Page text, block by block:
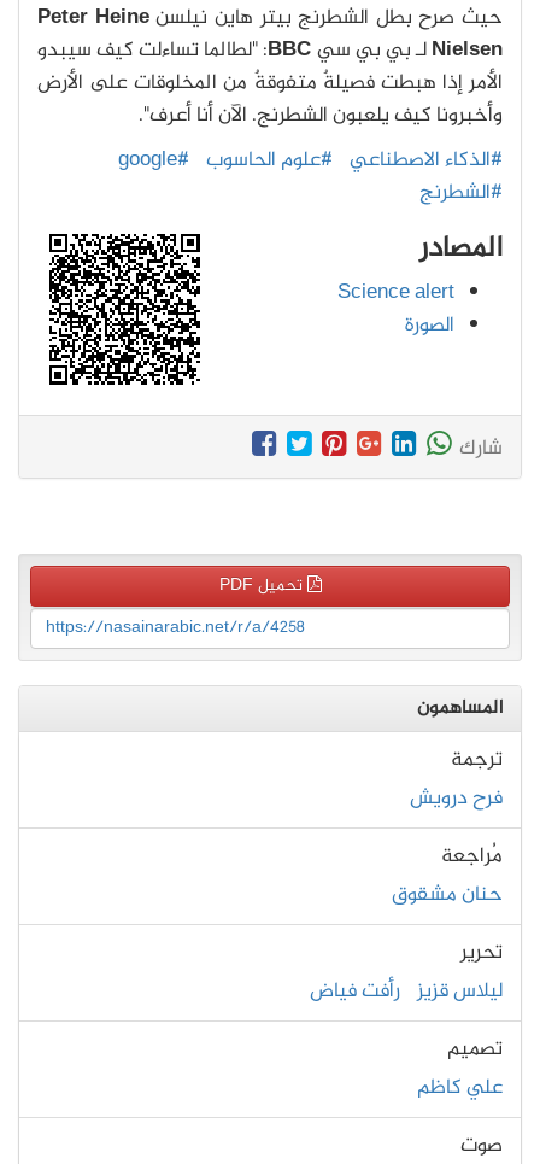
حيث صرح بطل الشطرنج بيتر هاين نيلسنPeter Heine
Nielsenلـ بي بي سيBBC: "لطالما تساءلت كيف سيبدو
الأمر إذا هبطت فصيلةٌ متفوقةٌ من المخلوقات على الأرض
وأخبرونا كيف يلعبون الشطرنج. الآن أنا أعرف".
#الذكاء الاصطناعي #علوم الحاسوب #google
#الشطرنج
المصادر
Science alert
الصورة
شارك
تحميل PDF
https://nasainarabic.net/r/a/4258
المساهمون
ترجمة
فرح درويش
مُراجعة
حنان مشقوق
تحرير
ليلاس قزيز رأفت فياض
تصميم
علي كاظم
صوت